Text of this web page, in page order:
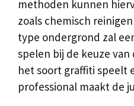
methoden kunnen
zoals chemisch
type ondergrond zal
spelen bij de keuze
het soort graffiti speelt
professional maakt de